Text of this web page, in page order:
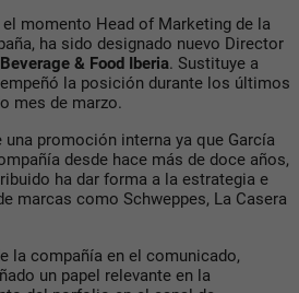
el momento Head of Marketing de la
ha sido designado nuevo Director
& Food Iberia. Sustituye a
la posición durante los últimos
mes de marzo.
promoción interna ya que García
desde hace más de doce años,
ha dar forma a la estrategia e
marcas como Schweppes, La Casera
la compañía en el comunicado,
un papel relevante en la